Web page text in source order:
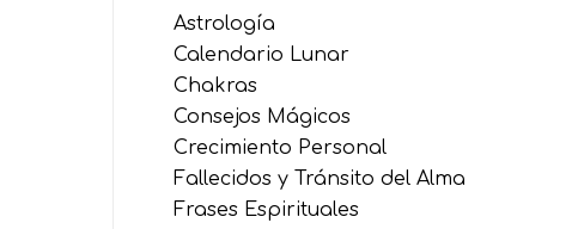
Astrología
Calendario Lunar
Chakras
Consejos Mágicos
Crecimiento Personal
Fallecidos y Tránsito del Alma
Frases Espirituales